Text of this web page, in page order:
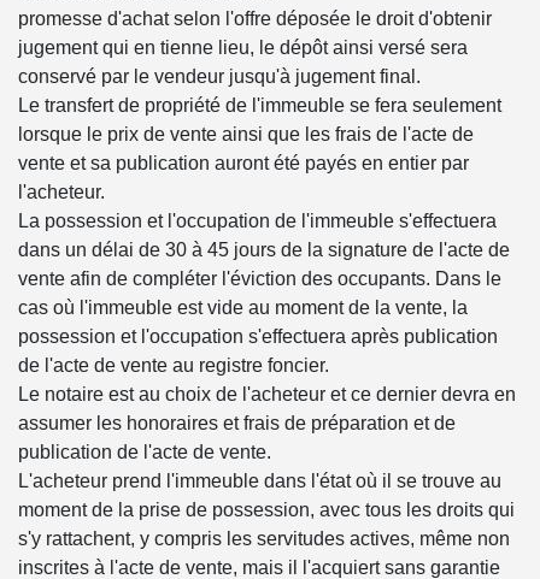
promesse d'achat selon l'offre déposée le droit d'obtenir
jugement qui en tienne lieu, le dépôt ainsi versé sera
conservé par le vendeur jusqu'à jugement final.
Le transfert de propriété de l'immeuble se fera seulement
lorsque le prix de vente ainsi que les frais de l'acte de
vente et sa publication auront été payés en entier par
l'acheteur.
La possession et l'occupation de l'immeuble s'effectuera
dans un délai de 30 à 45 jours de la signature de l'acte de
vente afin de compléter l'éviction des occupants. Dans le
cas où l'immeuble est vide au moment de la vente, la
possession et l'occupation s'effectuera après publication
de l'acte de vente au registre foncier.
Le notaire est au choix de l'acheteur et ce dernier devra en
assumer les honoraires et frais de préparation et de
publication de l'acte de vente.
L'acheteur prend l'immeuble dans l'état où il se trouve au
moment de la prise de possession, avec tous les droits qui
s'y rattachent, y compris les servitudes actives, même non
inscrites à l'acte de vente, mais il l'acquiert sans garantie